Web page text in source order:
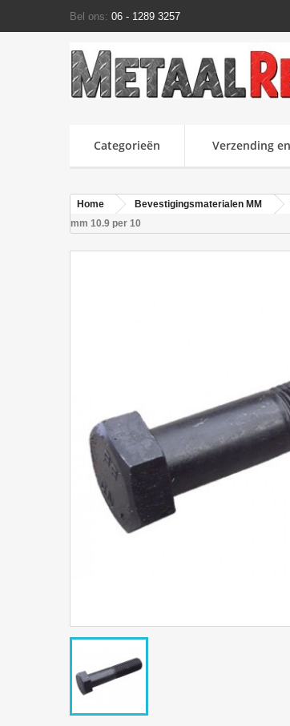
Bel ons: 06 - 1289 3257
Categorieën Verzending
Home Bevestigingsmaterialen MM
mm 10.9 per 10